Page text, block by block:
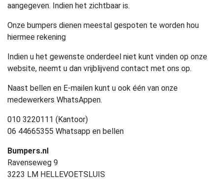
aangegeven. Indien het zichtbaar is.
Onze bumpers dienen meestal gespoten te worden hou
hiermee rekening
Indien u het gewenste onderdeel niet kunt vinden op onze
website, neemt u dan vrijblijvend contact met ons op.
Naast bellen en E-mailen kunt u ook één van onze
medewerkers WhatsAppen.
010 3220111 (Kantoor)
06 44665355 Whatsapp en bellen
Bumpers.nl
Ravenseweg 9
3223 LM HELLEVOETSLUIS